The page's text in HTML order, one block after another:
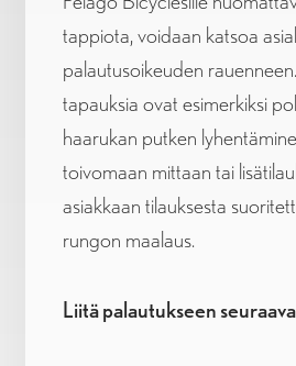
tappiota, voidaan katsoa
palautusoikeuden
tapauksia ovat esimerkiksi
haarukan putken
toivomaan mittaan tai
asiakkaan tilauksesta
rungon maalaus.
Liitä palautukseen